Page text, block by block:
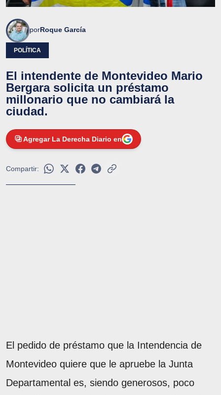
porRoque García
POLÍTICA
El intendente de Montevideo Mario
Bergara solicita un préstamo
millonario que no cambiará la
ciudad.
Agregar La Derecha Diario en
Compartir:
El pedido de préstamo que la Intendencia de
Montevideo quiere que le apruebe la Junta
Departamental es, siendo generosos, poco